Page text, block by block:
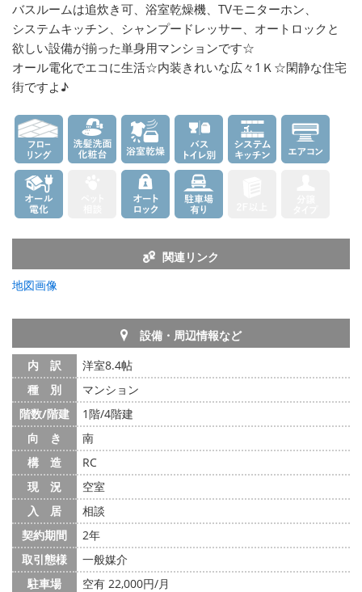
バスルームは追炊き可、浴室乾燥機、TVモニターホン、
システムキッチン、シャンプードレッサー、オートロックと
欲しい設備が揃った単身用マンションです☆
オール電化でエコに生活☆内装きれいな広々1Ｋ☆閑静な住宅
街ですよ♪
関連リンク
地図画像
設備・周辺情報など
内 訳
洋室8.4帖
種 別
マンション
階数/階建
1階/4階建
向 き
南
構 造
RC
現 況
空室
入 居
相談
契約期間
2年
取引態様
一般媒介
駐車場
空有 22,000円/月